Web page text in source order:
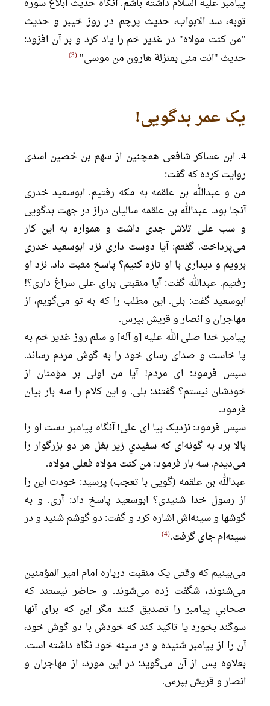
پیامبر علیه السلام داشته باشم. آنگاه حدیث ابلاغ سوره
توبه، سد الابواب، حدیث پرچم در روز خیبر و حدیث
"من کنت مولاه" در غدیر خم را یاد کرد و بر آن افزود:
حدیث "انت منی بمنزلة هارون من موسی" 3
یک عمر بدگویی!
4. ابن عساکر شافعی همچنین از سهم بن حُصین اسدی
روایت کرده که گفت:
من و عبدالله بن علقمه به مکه رفتیم. ابوسعید خدری
آنجا بود. عبدالله بن علقمه سالیان دراز در جهت بدگویی
و سب علی تلاش جدی داشت و همواره به این کار
می‌پرداخت. گفتم: آیا دوست داری نزد ابوسعید خدری
برویم و دیداری با او تازه کنیم؟ پاسخ مثبت داد. نزد او
رفتیم. عبدالله گفت: آیا منقبتی برای علی سراغ داری؟!
ابوسعید گفت: بلی. این مطلب را که به تو می‌گویم، از
مهاجران و انصار و قریش بپرس.
پیامبر خدا صلی الله علیه [و آله] و سلم روز غدیر خم به
پا خاست و صدای رسای خود را به گوش مردم رساند.
سپس فرمود: ای مردم! آیا من اولی بر مؤمنان از
خودشان نیستم؟ گفتند: بلی. و این کلام را سه بار بیان
فرمود.
سپس فرمود: نزدیک بیا ای علی! آنگاه پیامبر دست او را
بالا برد به گونه‌ای که سفیدیِ زیر بغل هر دو بزرگوار را
می‌دیدم. سه بار فرمود: من کنت مولاه فعلی مولاه.
عبدالله بن علقمه (گویی با تعجب) پرسید: خودت این را
از رسول خدا شنیدی؟ ابوسعید پاسخ داد: آری. و به
گوشها و سینه‌اش اشاره کرد و گفت: دو گوشم شنید و در
سینه‌ام جای گرفت. 4
می‌بینیم که وقتی یک منقبت درباره امام امیر المؤمنین
می‌شنوند، شگفت زده می‌شوند. و حاضر نیستند که
صحابیِ پیامبر را تصدیق کنند مگر این که برای آنها
سوگند بخورد یا تاکید کند که خودش با دو گوش خود،
آن را از پیامبر شنیده و در سینه خود نگاه داشته است.
بعلاوه پس از آن می‌گوید: در این مورد، از مهاجران و
انصار و قریش بپرس.